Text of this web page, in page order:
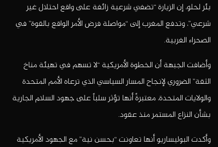
بئر لحلو، إن الزيارة “تضفي شرعية زائفة على واقع احتلال غير
شرعي”، وتدفع المغرب إلى “مواصلة فرض الأمر الواقع بالقوة” في
الصحراء الغربية.
وأضافت الجبهة أن الخطوة الأمريكية “لا تسهم في تهيئة مناخ
الثقة” الضروري لإنجاح المسار السياسي الذي ترعاه الأمم المتحدة
والولايات المتحدة، معتبرةً أنها تؤثر سلباً على جهود السلام الجارية
بشأن النزاع المستمر منذ عقود.
وأكدت البوليساريو أنها تعاونت “بحسن نية” مع الجهود الأمريكية